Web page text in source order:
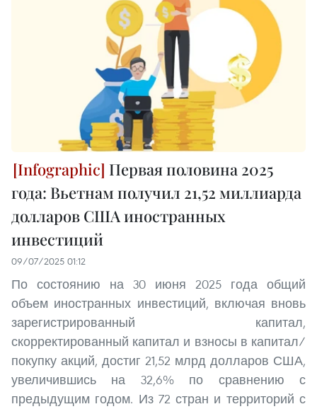
Первая половина 2025
года: Вьетнам получил 21,52 миллиарда
долларов США иностранных
инвестиций
09/07/2025 01:12
По состоянию на 30 июня 2025 года общий
объем иностранных инвестиций, включая вновь
зарегистрированный капитал,
скорректированный капитал и взносы в капитал/
покупку акций, достиг 21,52 млрд долларов США,
увеличившись на 32,6% по сравнению с
предыдущим годом. Из 72 стран и территорий с